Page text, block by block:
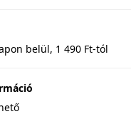
belül, 1 490 Ft-tól